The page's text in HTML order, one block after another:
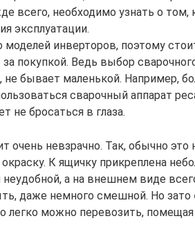
всего, необходимо узнать о том,
эксплуатации.
инверторов, поэтому
за покупкой. Ведь выбор
не бывает маленькой. Например,
сварочный аппарат
не бросаться в глаза.
очень невзрачно. Так, обычно
К ящичку прикреплена
а на внешнем виде
даже немного смешной. Но зато
легко можно перевозить,